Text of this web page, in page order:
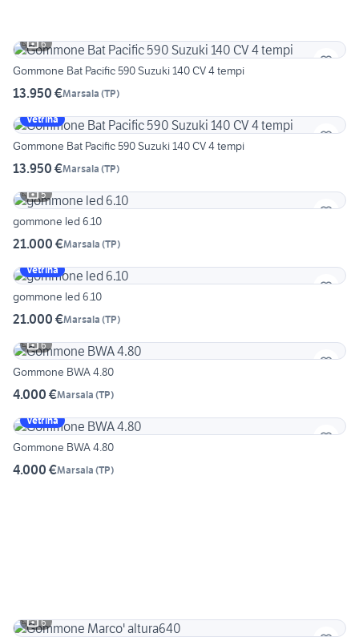
6
Gommone Bat Pacific 590 Suzuki 140 CV 4 tempi
13.950 €Marsala (TP)
Vetrina
Gommone Bat Pacific 590 Suzuki 140 CV 4 tempi
13.950 €Marsala (TP)
5
gommone led 6.10
21.000 €Marsala (TP)
Vetrina
gommone led 6.10
21.000 €Marsala (TP)
6
Gommone BWA 4.80
4.000 €Marsala (TP)
Vetrina
Gommone BWA 4.80
4.000 €Marsala (TP)
6